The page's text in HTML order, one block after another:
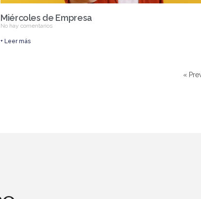
Miércoles de Empresa
No hay comentarios
+ Leer más
«